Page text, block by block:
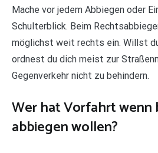
Mache vor jedem Abbiegen oder
Schulterblick. Beim
möglichst weit rechts ein. Willst
ordnest du dich meist zur
Gegenverkehr nicht zu behindern.
Wer hat Vorfahrt wenn
abbiegen wollen?